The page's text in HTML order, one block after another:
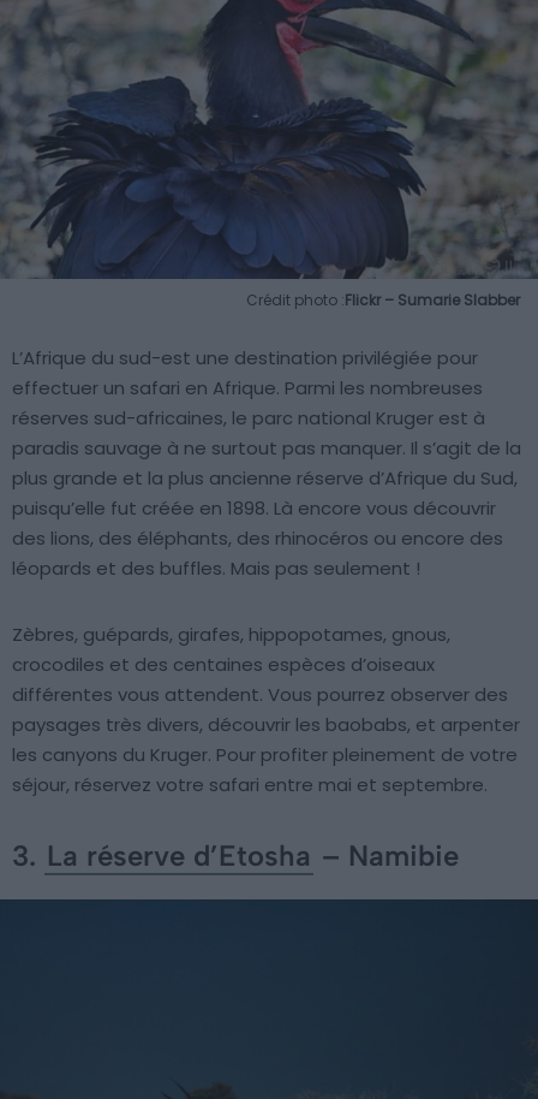
Crédit photo :Flickr – Sumarie Slabber
L’Afrique du sud-est une destination privilégiée pour
effectuer un safari en Afrique. Parmi les nombreuses
réserves sud-africaines, le parc national Kruger est à
paradis sauvage à ne surtout pas manquer. Il s’agit de la
plus grande et la plus ancienne réserve d’Afrique du Sud,
puisqu’elle fut créée en 1898. Là encore vous découvrir
des lions, des éléphants, des rhinocéros ou encore des
léopards et des buffles. Mais pas seulement !
Zèbres, guépards, girafes, hippopotames, gnous,
crocodiles et des centaines espèces d’oiseaux
différentes vous attendent. Vous pourrez observer des
paysages très divers, découvrir les baobabs, et arpenter
les canyons du Kruger. Pour profiter pleinement de votre
séjour, réservez votre safari entre mai et septembre.
3. La réserve d’Etosha – Namibie